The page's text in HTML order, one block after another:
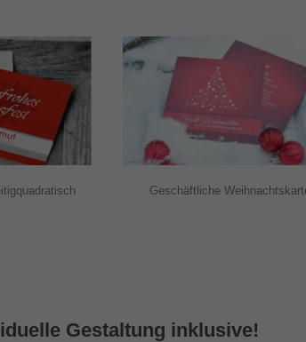
Geschäftliche
Gestaltung inklusive!